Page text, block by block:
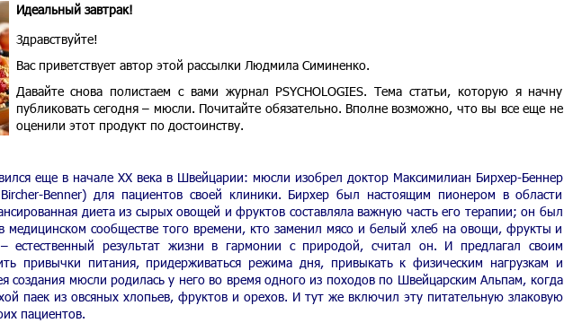
Идеальный завтрак!
Здравствуйте!
Вас приветствует автор этой рассылки Людмила Симиненко.
Давайте снова полистаем с вами журнал PSYCHOLOGIES. Тема статьи, которую я начну
публиковать сегодня – мюсли. Почитайте обязательно. Вполне возможно, что вы все еще не
оценили этот продукт по достоинству.
еще в начале ХХ века в Швейцарии: мюсли изобрел доктор Максимилиан Бирхер-Беннер
Benner) для пациентов своей клиники. Бирхер был настоящим пионером в области
диета из сырых овощей и фруктов составляла важную часть его терапии; он был
медицинском сообществе того времени, кто заменил мясо и белый хлеб на овощи, фрукты и
естественный результат жизни в гармонии с природой, считал он. И предлагал своим
привычки питания, придерживаться режима дня, привыкать к физическим нагрузкам и
создания мюсли родилась у него во время одного из походов по Швейцарским Альпам, когда
паек из овсяных хлопьев, фруктов и орехов. И тут же включил эту питательную злаковую
пациентов.